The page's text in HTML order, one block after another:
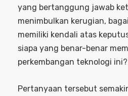
yang bertanggung jawab
menimbulkan kerugian,
memiliki kendali atas
siapa yang benar-benar
perkembangan teknologi ini?
Pertanyaan tersebut